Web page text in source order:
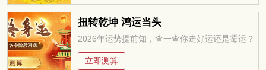
扭转乾坤 鸿运当头
2026年运势提前知，查一查你走好运还是霉运？
立即测算